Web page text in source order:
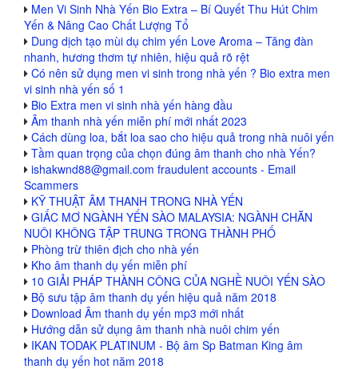
Men Vi Sinh Nhà Yến Bio Extra – Bí Quyết Thu Hút Chim
Yến & Nâng Cao Chất Lượng Tổ
Dung dịch tạo mùi dụ chim yến Love Aroma – Tăng đàn
nhanh, hương thơm tự nhiên, hiệu quả rõ rệt
Có nên sử dụng men vi sinh trong nhà yến ? Bio extra men
vi sinh nhà yến số 1
Bio Extra men vi sinh nhà yến hàng đầu
Âm thanh nhà yến miễn phí mới nhất 2023
Cách dùng loa, bắt loa sao cho hiệu quả trong nhà nuôi yến
Tầm quan trọng của chọn đúng âm thanh cho nhà Yến?
ishakwnd88@gmail.com fraudulent accounts - Email
Scammers
KỸ THUẬT ÂM THANH TRONG NHÀ YẾN
GIẤC MƠ NGÀNH YẾN SÀO MALAYSIA: NGÀNH CHĂN
NUÔI KHÔNG TẬP TRUNG TRONG THÀNH PHỐ
Phòng trừ thiên địch cho nhà yến
Kho âm thanh dụ yến miễn phí
10 GIẢI PHÁP THÀNH CÔNG CỦA NGHỀ NUÔI YẾN SÀO
Bộ sưu tập âm thanh dụ yến hiệu quả năm 2018
Download Âm thanh dụ yến mp3 mới nhất
Hướng dẫn sử dụng âm thanh nhà nuôi chim yến
IKAN TODAK PLATINUM - Bộ âm Sp Batman King âm
thanh dụ yến hot năm 2018